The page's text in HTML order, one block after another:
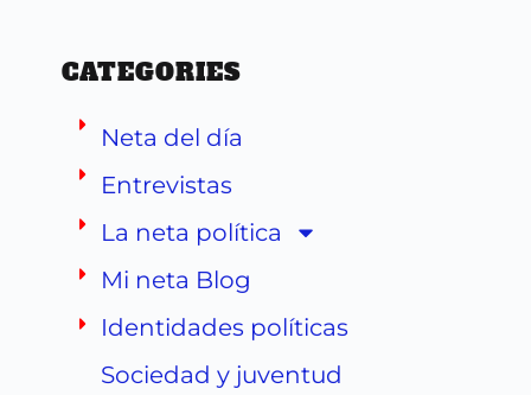
CATEGORIES
Neta del día
Entrevistas
La neta política
Mi neta Blog
Identidades políticas
Sociedad y juventud